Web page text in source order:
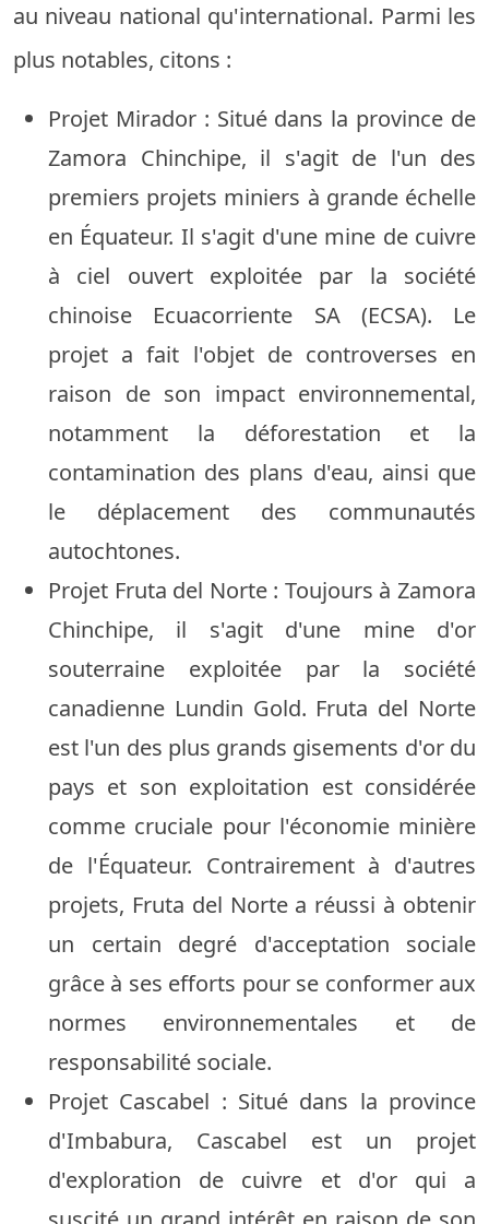
au niveau national qu'international. Parmi les
plus notables, citons :
Projet Mirador : Situé dans la province de
Zamora Chinchipe, il s'agit de l'un des
premiers projets miniers à grande échelle
en Équateur. Il s'agit d'une mine de cuivre
à ciel ouvert exploitée par la société
chinoise Ecuacorriente SA (ECSA). Le
projet a fait l'objet de controverses en
raison de son impact environnemental,
notamment la déforestation et la
contamination des plans d'eau, ainsi que
le déplacement des communautés
autochtones.
Projet Fruta del Norte : Toujours à Zamora
Chinchipe, il s'agit d'une mine d'or
souterraine exploitée par la société
canadienne Lundin Gold. Fruta del Norte
est l'un des plus grands gisements d'or du
pays et son exploitation est considérée
comme cruciale pour l'économie minière
de l'Équateur. Contrairement à d'autres
projets, Fruta del Norte a réussi à obtenir
un certain degré d'acceptation sociale
grâce à ses efforts pour se conformer aux
normes environnementales et de
responsabilité sociale.
Projet Cascabel : Situé dans la province
d'Imbabura, Cascabel est un projet
d'exploration de cuivre et d'or qui a